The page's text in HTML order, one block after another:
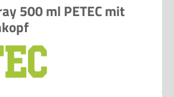
500 ml PETEC mit